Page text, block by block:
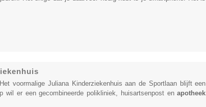
voormalige Juliana Kinderziekenhuis aan de Sportlaan blijft een
wil er een gecombineerde polikliniek, huisartsenpost enapotheek